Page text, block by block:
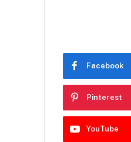
Facebook
Pinterest
YouTube